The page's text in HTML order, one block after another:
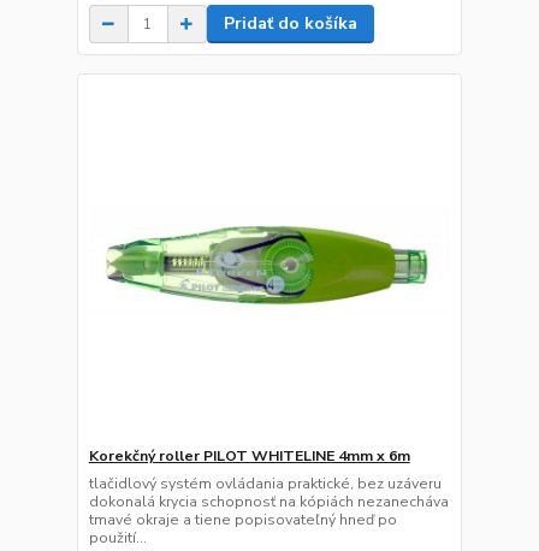
Pridať do košíka
Korekčný roller PILOT WHITELINE 4mm x 6m
tlačidlový systém ovládania praktické, bez uzáveru
dokonalá krycia schopnosť na kópiách nezanecháva
tmavé okraje a tiene popisovateľný hneď po
použití...